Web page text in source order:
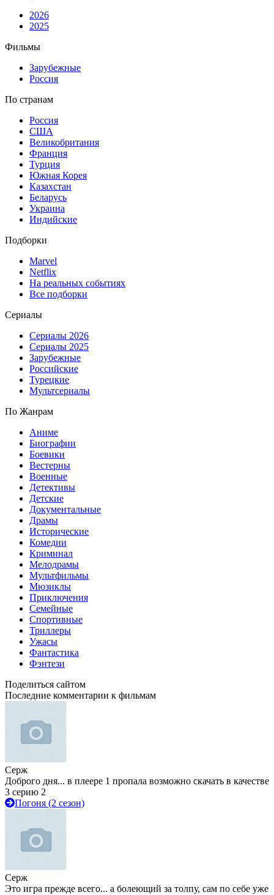
2026
2025
Фильмы
Зарубежные
Россия
По странам
Россия
США
Великобритания
Франция
Турция
Южная Корея
Казахстан
Беларусь
Украина
Индийские
Подборки
Marvel
Netflix
На реальных событиях
Все подборки
Сериалы
Сериалы 2026
Сериалы 2025
Зарубежные
Российские
Турецкие
Мультсериалы
По Жанрам
Аниме
Биографии
Боевики
Вестерны
Военные
Детективы
Детские
Документальные
Драмы
Исторические
Комедии
Криминал
Мелодрамы
Мультфильмы
Мюзиклы
Приключения
Семейные
Спортивные
Триллеры
Ужасы
Фантастика
Фэнтези
Поделиться сайтом
Последние комментарии к фильмам
Серж
Доброго дня... в плеере 1 пропала возможно скачать в качестве
3 серию 2
Погоня (2 сезон)
Серж
Это игра прежде всего... а болеющий за толпу, сам по себе уже